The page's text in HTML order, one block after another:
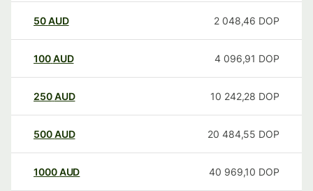
50AUD 2 048,46 DOP
100AUD 4 096,91 DOP
250AUD 10 242,28 DOP
500AUD 20 484,55 DOP
1000AUD 40 969,10 DOP